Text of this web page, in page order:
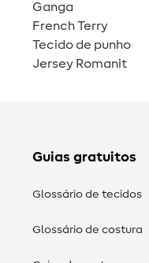
Ganga
French Terry
Tecido de punho
Jersey Romanit
Guias gratuitos
Glossário de tecidos
Glossário de costura